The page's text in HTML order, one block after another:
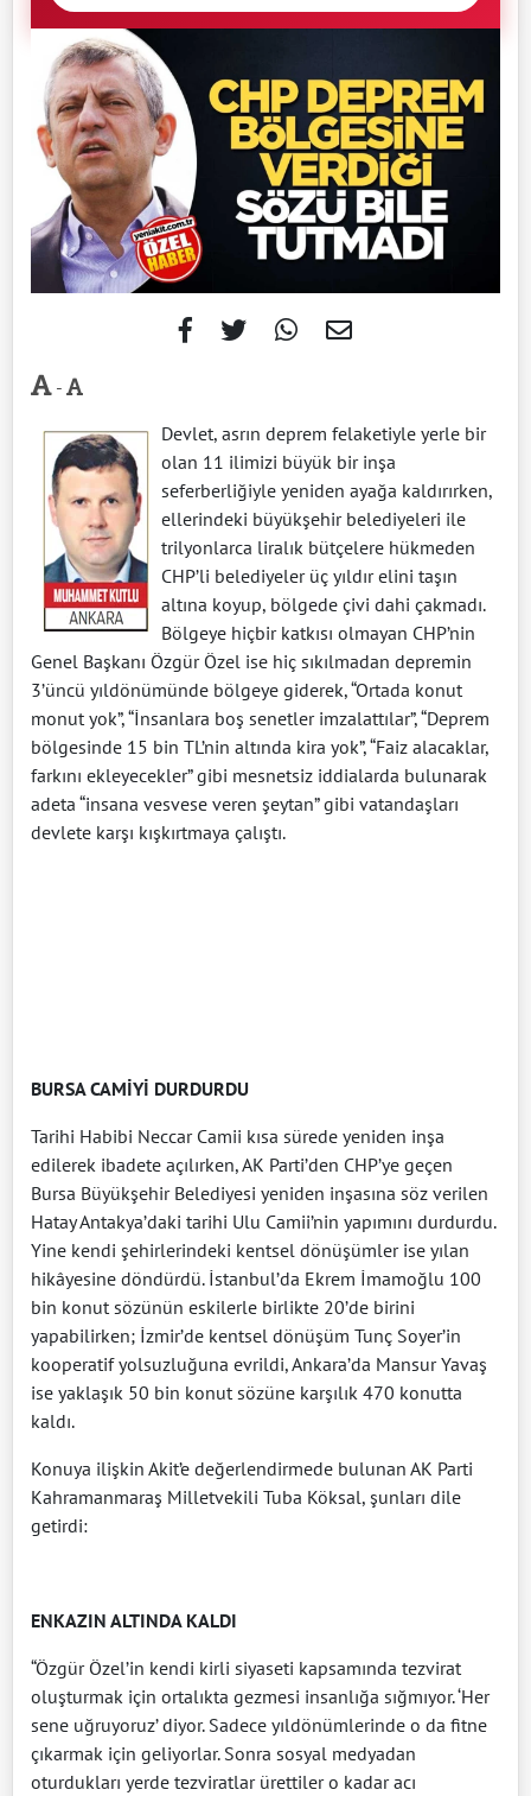
-
Devlet, asrın deprem felaketiyle yerle bir
olan 11 ilimizi büyük bir inşa
seferberliğiyle yeniden ayağa kaldırırken,
ellerindeki büyükşehir belediyeleri ile
trilyonlarca liralık bütçelere hükmeden
CHP’li belediyeler üç yıldır elini taşın
altına koyup, bölgede çivi dahi çakmadı.
Bölgeye hiçbir katkısı olmayan CHP’nin
Genel Başkanı Özgür Özel ise hiç sıkılmadan depremin
3’üncü yıldönümünde bölgeye giderek, “Ortada konut
monut yok”, “İnsanlara boş senetler imzalattılar”, “Deprem
bölgesinde 15 bin TL’nin altında kira yok”, “Faiz alacaklar,
farkını ekleyecekler” gibi mesnetsiz iddialarda bulunarak
adeta “insana vesvese veren şeytan” gibi vatandaşları
devlete karşı kışkırtmaya çalıştı.
BURSA CAMİYİ DURDURDU
Tarihi Habibi Neccar Camii kısa sürede yeniden inşa
edilerek ibadete açılırken, AK Parti’den CHP’ye geçen
Bursa Büyükşehir Belediyesi yeniden inşasına söz verilen
Hatay Antakya’daki tarihi Ulu Camii’nin yapımını durdurdu.
Yine kendi şehirlerindeki kentsel dönüşümler ise yılan
hikâyesine döndürdü. İstanbul’da Ekrem İmamoğlu 100
bin konut sözünün eskilerle birlikte 20’de birini
yapabilirken; İzmir’de kentsel dönüşüm Tunç Soyer’in
kooperatif yolsuzluğuna evrildi, Ankara’da Mansur Yavaş
ise yaklaşık 50 bin konut sözüne karşılık 470 konutta
kaldı.
Konuya ilişkin Akit’e değerlendirmede bulunan AK Parti
Kahramanmaraş Milletvekili Tuba Köksal, şunları dile
getirdi:
ENKAZIN ALTINDA KALDI
“Özgür Özel’in kendi kirli siyaseti kapsamında tezvirat
oluşturmak için ortalıkta gezmesi insanlığa sığmıyor. ‘Her
sene uğruyoruz’ diyor. Sadece yıldönümlerinde o da fitne
çıkarmak için geliyorlar. Sonra sosyal medyadan
oturdukları yerde tezviratlar ürettiler o kadar acı